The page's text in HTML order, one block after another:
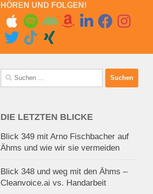
HÖREN UND FOLGEN!
Suchen
nach:
DIE LETZTEN BLICKE
Blick 349 mit Arno Fischbacher auf
Ähms und wie wir sie vermeiden
Blick 348 und weg mit den Ähms –
Cleanvoice.ai vs. Handarbeit